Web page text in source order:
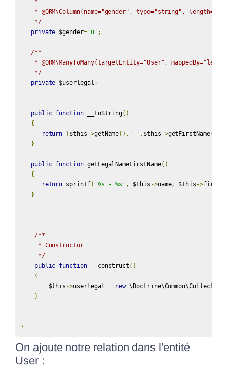
* @ORM\Column(name="gender", type="string", length=1,
    */
private $gender='u' ;
/**
* @ORM\ManyToMany(targetEntity="User",
    */
private $userlegal ;
public function __toString()
{
return
( $this ->getName(). ' ' . $this ->getFirstName())
}
public function getLegalNameFirstName()
{
return sprintf( '%s - %s' , $this ->name, $this ->
}
/**
     * Constructor
     */
public function __construct ()
{
        $this
->userlegal = new
}
}
On ajoute notre relation dans l'entité
User :